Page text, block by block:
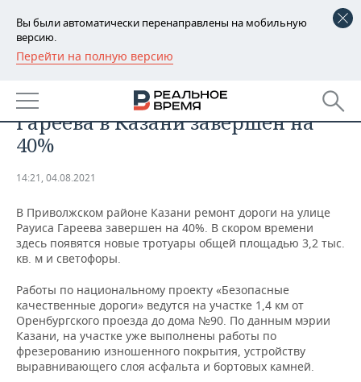
Вы были автоматически перенаправлены на мобильную
версию.
Перейти на полную версию
РЕГИОНЫ
БАШКОРТОСТАН
ТАТАРСТАН
НОВОСТИ
АНАЛИТИКА
ДЕКЛАРАЦИИ О ДОХОДАХ
КОРОЛИ ГОСЗАКАЗА ПФО
КОМУ ПРИНАДЛЕЖАТ
ТОРГОВЫЕ ЦЕНТРЫ
ТАТАРСТАНА
НОВОСТИ ЭКОНОМИКИ
ФИНАНСЫ
БЮДЖЕТ
ИНВЕСТИЦИИ
ПРОМЫШЛЕННОСТЬ
НОВОСТИ
ПРОМЫШЛЕННОСТИ
АГРОПРОМ
МАШИНОСТРОЕНИЕ
НЕФТЕХИМИЯ
НЕДВИЖИМОСТЬ
НОВОСТИ АВТО
БИЗНЕС
НОВОСТИ БИЗНЕСА
ТЕХНОЛОГИИ
Ремонт дороги на улице Рауиса
Гареева в Казани завершен на
40%
14:21, 04.08.2021
В Приволжском районе Казани ремонт дороги на улице
Рауиса Гареева завершен на 40%. В скором времени
здесь появятся новые тротуары общей площадью 3,2 тыс.
кв. м и светофоры.
Работы по национальному проекту «Безопасные
качественные дороги» ведутся на участке 1,4 км от
Оренбургского проезда до дома №90. По данным мэрии
Казани, на участке уже выполнены работы по
фрезерованию изношенного покрытия, устройству
выравнивающего слоя асфальта и бортовых камней.